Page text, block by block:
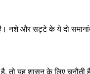
नशे और सट्टे के ये दो
यह शासन के लिए चुनौती